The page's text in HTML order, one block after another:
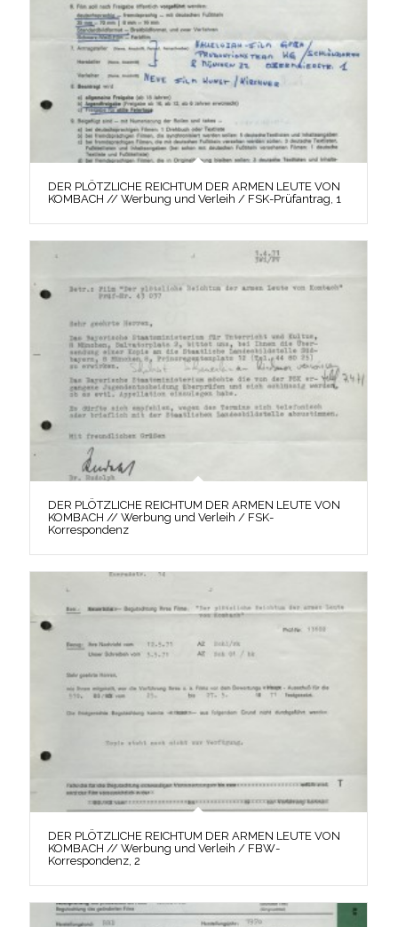
DER PLÖTZLICHE REICHTUM DER ARMEN LEUTE VON
KOMBACH // Werbung und Verleih / FSK-Prüfantrag, 1
DER PLÖTZLICHE REICHTUM DER ARMEN LEUTE VON
KOMBACH // Werbung und Verleih / FSK-
Korrespondenz
DER PLÖTZLICHE REICHTUM DER ARMEN LEUTE VON
KOMBACH // Werbung und Verleih / FBW-
Korrespondenz, 2